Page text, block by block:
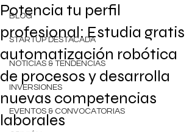
BLOG
STARTUP DESTACADA
NOTICIAS & TENDENCIAS
INVERSIONES
EVENTOS & CONVOCATORIAS
Potencia tu perfil
profesional: Estudia gratis
automatización robótica
de procesos y desarrolla
nuevas competencias
laborales